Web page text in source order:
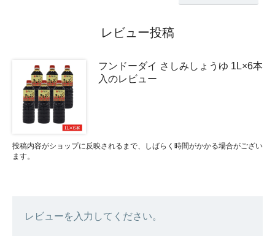
レビュー投稿
フンドーダイ さしみしょうゆ 1L×6本
入のレビュー
投稿内容がショップに反映されるまで、しばらく時間がかかる場合がござい
ます。
レビューを入力してください。